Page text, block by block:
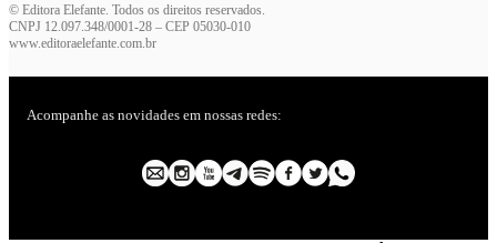
© Editora Elefante. Todos os direitos reservados.
CNPJ 12.097.348/0001-28 – CEP 05030-010
www.editoraelefante.com.br
Acompanhe as novidades em nossas redes: